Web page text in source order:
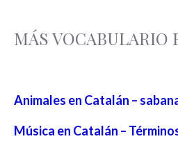
MÁS VOCABULARIO
Animales en Catalán –
Música en Catalán –